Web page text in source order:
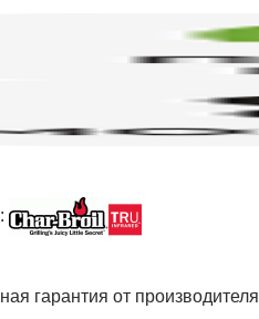
гарантия от производителя